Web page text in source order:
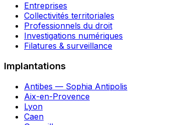
Entreprises
Collectivités territoriales
Professionnels du droit
Investigations numériques
Filatures & surveillance
Implantations
Antibes — Sophia Antipolis
Aix-en-Provence
Lyon
Caen